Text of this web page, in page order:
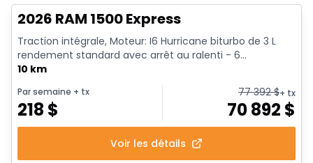
2026 RAM 1500 Express
Traction intégrale, Moteur: I6 Hurricane biturbo de 3 L
rendement standard avec arrêt au ralenti - 6...
10 km
Par semaine + tx
218 $
77 392$+ tx
70 892 $
Voir les détails